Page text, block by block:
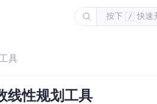
按下 / 快速
具
线性规划工具